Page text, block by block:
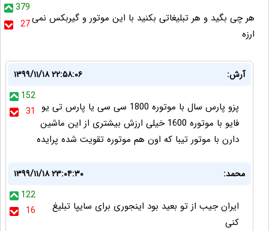
379
27هر چی بگید و هر تبلیغاتی بکنید با این موتور و گیربکس نمی
ارزه
آرش:
۱۳۹۹/۱۱/۱۸ ۲۲:۵۸:۰۶
152
31
پزو پارس سال با موتوره 1800 سی سی یا پارس تی یو
فایو با موتوره 1600 خیلی ارزش بیشتری از این ماشین
دارن با موتور تیبا که اون هم موتوره تقویت شده پرایده
محمد:
۱۳۹۹/۱۱/۱۸ ۲۳:۰۴:۳۰
122
16
ایران جیب از تو بعید بود اینجوری برای سایپا تبلیغ
کنی